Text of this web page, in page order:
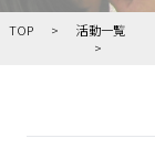
TOP 活動一覧